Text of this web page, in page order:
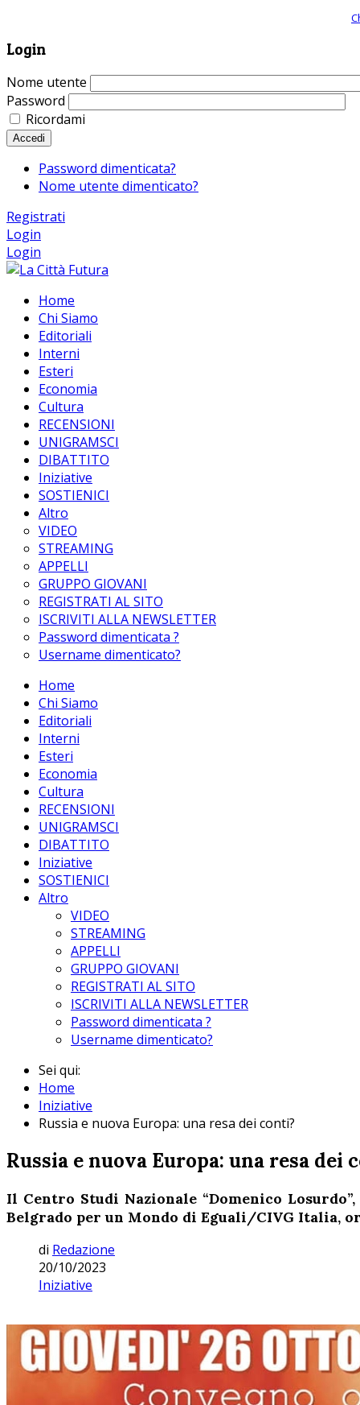
Login
Nome utente
Password
Ricordami
Accedi
Password dimenticata?
Nome utente dimenticato?
Registrati
Login
Login
Home
Chi Siamo
Editoriali
Interni
Esteri
Economia
Cultura
RECENSIONI
UNIGRAMSCI
DIBATTITO
Iniziative
SOSTIENICI
Altro
VIDEO
STREAMING
APPELLI
GRUPPO GIOVANI
REGISTRATI AL SITO
ISCRIVITI ALLA NEWSLETTER
Password dimenticata ?
Username dimenticato?
Home
Chi Siamo
Editoriali
Interni
Esteri
Economia
Cultura
RECENSIONI
UNIGRAMSCI
DIBATTITO
Iniziative
SOSTIENICI
Altro
VIDEO
STREAMING
APPELLI
GRUPPO GIOVANI
REGISTRATI AL SITO
ISCRIVITI ALLA NEWSLETTER
Password dimenticata ?
Username dimenticato?
Sei qui:
Home
Iniziative
Russia e nuova Europa: una resa dei conti?
Russia e nuova Europa: una resa dei
Il Centro Studi Nazionale “Domenico
Belgrado per un Mondo di Eguali/CIVG Italia,
di Redazione
20/10/2023
Iniziative